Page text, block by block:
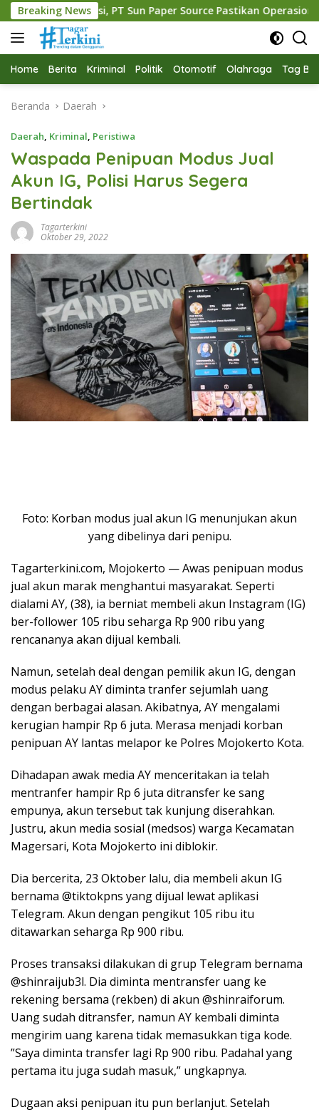
Langsung
ke
konten
Breaking News
Sun Paper Source Pastikan Operasional Berjalan Normal
Home Berita Kriminal Politik Otomotif Olahraga Tag
Beranda Daerah
Daerah, Kriminal, Peristiwa
Waspada Penipuan Modus Jual
Akun IG, Polisi Harus Segera
Bertindak
Tagarterkini
Oktober 29, 2022
Foto: Korban modus jual akun IG menunjukan akun
yang dibelinya dari penipu.
Tagarterkini.com, Mojokerto — Awas penipuan modus
jual akun marak menghantui masyarakat. Seperti
dialami AY, (38), ia berniat membeli akun Instagram (IG)
ber-follower 105 ribu seharga Rp 900 ribu yang
rencananya akan dijual kembali.
Namun, setelah deal dengan pemilik akun IG, dengan
modus pelaku AY diminta tranfer sejumlah uang
dengan berbagai alasan. Akibatnya, AY mengalami
kerugian hampir Rp 6 juta. Merasa menjadi korban
penipuan AY lantas melapor ke Polres Mojokerto Kota.
Dihadapan awak media AY menceritakan ia telah
mentranfer hampir Rp 6 juta ditransfer ke sang
empunya, akun tersebut tak kunjung diserahkan.
Justru, akun media sosial (medsos) warga Kecamatan
Magersari, Kota Mojokerto ini diblokir.
Dia bercerita, 23 Oktober lalu, dia membeli akun IG
bernama @tiktokpns yang dijual lewat aplikasi
Telegram. Akun dengan pengikut 105 ribu itu
ditawarkan seharga Rp 900 ribu.
Proses transaksi dilakukan di grup Telegram bernama
@shinraijub3l. Dia diminta mentransfer uang ke
rekening bersama (rekben) di akun @shinraiforum.
Uang sudah ditransfer, namun AY kembali diminta
mengirim uang karena tidak memasukkan tiga kode.
”Saya diminta transfer lagi Rp 900 ribu. Padahal yang
pertama itu juga sudah masuk,” ungkapnya.
Dugaan aksi penipuan itu pun berlanjut. Setelah